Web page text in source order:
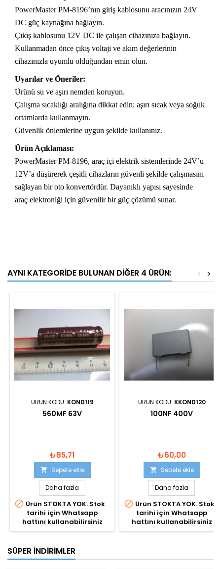
PowerMaster PM-8196’nın giriş kablosunu aracınızın 24V
DC güç kaynağına bağlayın.
Çıkış kablosunu 12V DC ile çalışan cihazınıza bağlayın.
Kullanmadan önce çıkış voltajı ve akım değerlerinin
cihazınızla uyumlu olduğundan emin olun.
Uyarılar ve Öneriler:
Ürünü su ve aşırı nemden koruyun.
Çalışma sıcaklığı aralığına dikkat edin; aşırı sıcak veya soğuk
ortamlarda kullanmayın.
Güvenlik önlemlerine uygun şekilde kullanınız.
Ürün Açıklaması:
PowerMaster PM-8196, araç içi elektrik sistemlerinde 24V’u
12V’a düşürerek çeşitli cihazların güvenli şekilde çalışmasını
sağlayan bir oto konvertördür. Dayanıklı yapısı sayesinde
araç elektroniği için güvenilir bir güç çözümü sunar.
AYNI KATEGORIDE BULUNAN DIĞER 4 ÜRÜN: >
<
ÜRÜN KODU: KOND119
560MF 63V
₺85,71
 Sepete ekle
Daha fazla
 Ürün STOKTA YOK. Stok
tarihi için Whatsapp
hattını kullanabilirsiniz
ÜRÜN KODU: KKOND120
100NF 400V
₺60,00
 Sepete ekle
Daha fazla
 Ürün STOKTA YOK. Stok
tarihi için Whatsapp
hattını kullanabilirsiniz
SÜPER İNDIRIMLER